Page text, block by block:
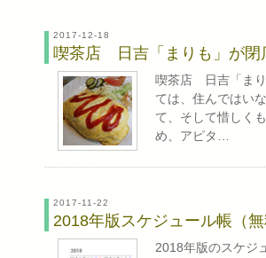
2017-12-18
喫茶店 日吉「まりも」が閉
喫茶店 日吉「まり
ては、住んではい
て、そして惜しく
め、アピタ…
2017-11-22
2018年版スケジュール帳（無
2018年版のスケジ